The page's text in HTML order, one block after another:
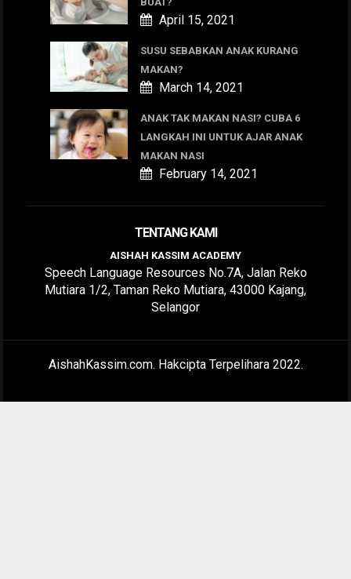
April 15, 2021
SUSU SEBABKAN ANAK KURANG
MAKAN?
March 14, 2021
ANAK TAK MAKAN NASI? CUBA 6
LANGKAH INI UNTUK AJAR ANAK
MAKAN NASI
February 14, 2021
TENTANG KAMI
AISHAH KASSIM ACADEMY
Speech Language Resources No.7A, Jalan Reko
Mutiara 1/2, Taman Reko Mutiara, 43000 Kajang,
Selangor
AishahKassim.com. Hakcipta Terpelihara 2022.